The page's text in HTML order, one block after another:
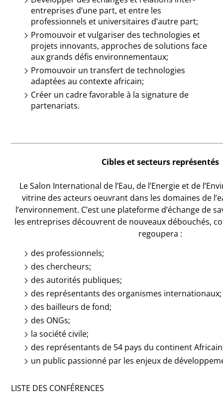
entreprises d’une part, et entre les
professionnels et universitaires d’autre part;
Promouvoir et vulgariser des technologies et
projets innovants, approches de solutions face
aux grands défis environnementaux;
Promouvoir un transfert de technologies
adaptées au contexte africain;
Créer un cadre favorable à la signature de
partenariats.
Cibles et secteurs représentés
Le Salon International de l’Eau, de l’Energie et de
vitrine des acteurs oeuvrant dans les domaines de
l’environnement. C’est une plateforme d’échange de
les entreprises découvrent de nouveaux débouchés,
regoupera :
des professionnels;
des chercheurs;
des autorités publiques;
des représentants des organismes internationaux;
des bailleurs de fond;
des ONGs;
la société civile;
des représentants de 54 pays du continent
un public passionné par les enjeux de
LISTE DES CONFÉRENCES